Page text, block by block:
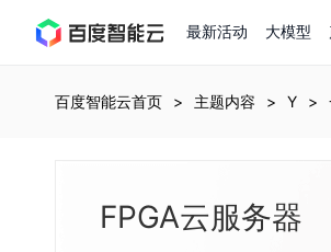
最新活动 大模型
查看全部活动
进入千帆大模型平台
百度千帆
以Agent为核心的一站式企业级大模型服务平台
百度智能云全部产品
全部解决方案
了解定价
自由搭配产品组合，轻松预估成本
文档与社区
百度千帆·大模型服务及Agent开发平台
了解合作伙伴体系
代理销
进入服务与支持
云智一体3.0
百度智能云首页 主题内容 Y
FPGA云服务器